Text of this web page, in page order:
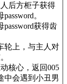
后方柜子获得
。
获得齿
轮上，与主人对
核心，返回005
中会遇到小丑男